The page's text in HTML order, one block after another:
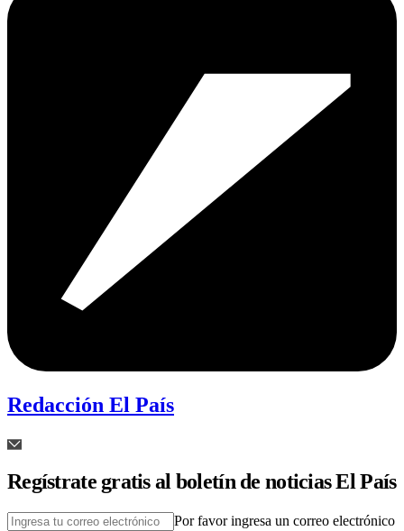
Redacción El País
Regístrate gratis al boletín de noticias El País
Por favor ingresa un correo electrónico